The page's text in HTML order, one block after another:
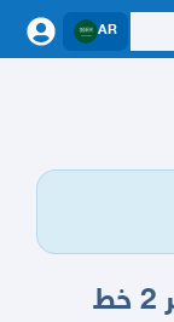
AR
دينمو يوكن تاهو فيش صغير 2 خط